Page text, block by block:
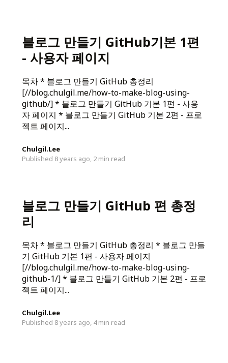
블로그 만들기 GitHub기본 1편
- 사용자 페이지
목차 * 블로그 만들기 GitHub 총정리
[//blog.chulgil.me/how-to-make-blog-using-
github/] * 블로그 만들기 GitHub 기본 1편 - 사용
자 페이지 * 블로그 만들기 GitHub 기본 2편 - 프로
젝트 페이지...
Chulgil.Lee
Published 8 years ago, 2 min read
블로그 만들기 GitHub 편 총정
리
목차 * 블로그 만들기 GitHub 총정리 * 블로그 만들
기 GitHub 기본 1편 - 사용자 페이지
[//blog.chulgil.me/how-to-make-blog-using-
github-1/] * 블로그 만들기 GitHub 기본 2편 - 프로
젝트 페이지...
Chulgil.Lee
Published 8 years ago, 4 min read